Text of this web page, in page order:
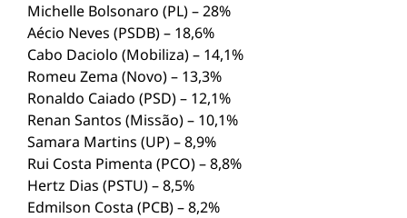
Michelle Bolsonaro (PL) – 28%
Aécio Neves (PSDB) – 18,6%
Cabo Daciolo (Mobiliza) – 14,1%
Romeu Zema (Novo) – 13,3%
Ronaldo Caiado (PSD) – 12,1%
Renan Santos (Missão) – 10,1%
Samara Martins (UP) – 8,9%
Rui Costa Pimenta (PCO) – 8,8%
Hertz Dias (PSTU) – 8,5%
Edmilson Costa (PCB) – 8,2%